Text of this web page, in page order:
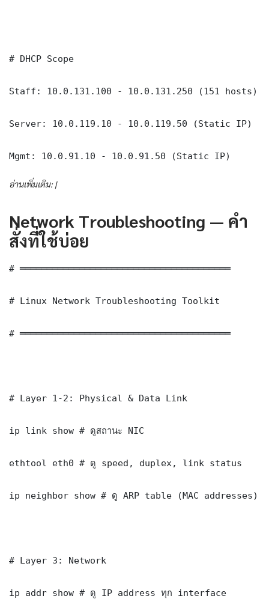
# DHCP Scope
Staff: 10.0.131.100 - 10.0.131.250 (151 hosts)
Server: 10.0.119.10 - 10.0.119.50 (Static IP)
Mgmt: 10.0.91.10 - 10.0.91.50 (Static IP)
อ่านเพิ่มเติม: |
Network Troubleshooting — คำ
สั่งที่ใช้บ่อย
# ═══════════════════════════════════════
# Linux Network Troubleshooting Toolkit
# ═══════════════════════════════════════
# Layer 1-2: Physical & Data Link
ip link show # ดูสถานะ NIC
ethtool eth0 # ดู speed, duplex, link status
ip neighbor show # ดู ARP table (MAC addresses)
# Layer 3: Network
ip addr show # ดู IP address ทุก interface